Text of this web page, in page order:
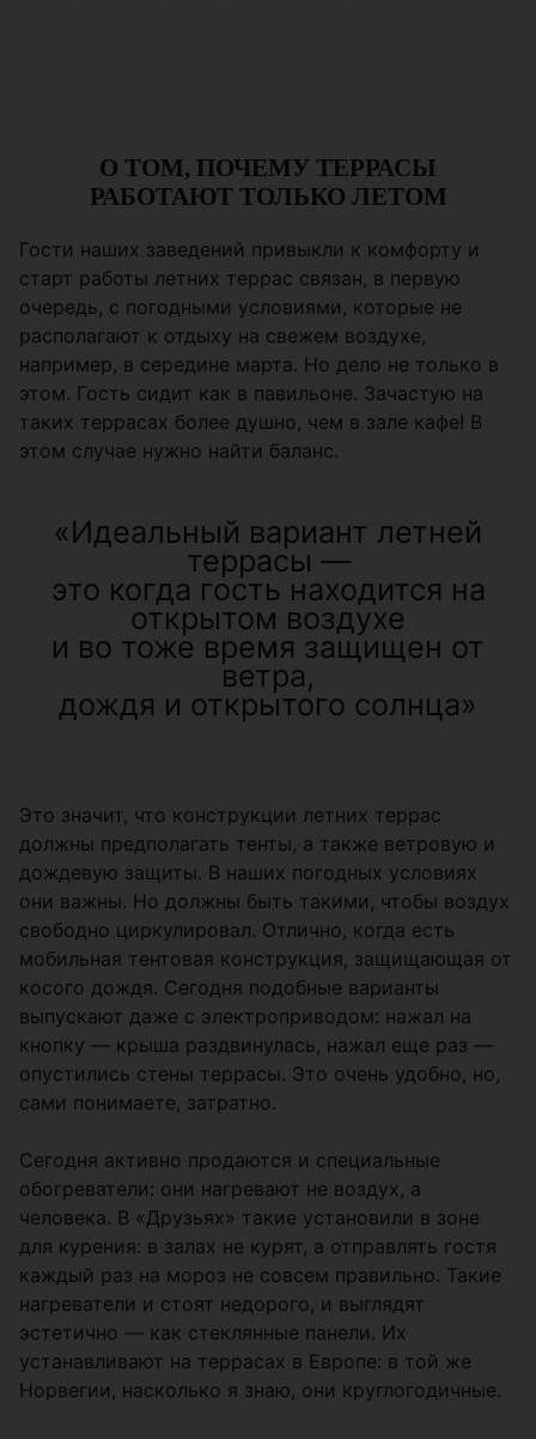
О ТОМ, ПОЧЕМУ ТЕРРАСЫ
РАБОТАЮТ ТОЛЬКО ЛЕТОМ
Гости наших заведений привыкли к комфорту и
старт работы летних террас связан, в первую
очередь, с погодными условиями, которые не
располагают к отдыху на свежем воздухе,
например, в середине марта. Но дело не только в
этом. Гость сидит как в павильоне. Зачастую на
таких террасах более душно, чем в зале кафе! В
этом случае нужно найти баланс.
«Идеальный вариант летней
террасы —
это когда гость находится на
открытом воздухе
и во тоже время защищен от
ветра,
дождя и открытого солнца»
Это значит, что конструкции летних террас
должны предполагать тенты, а также ветровую и
дождевую защиты. В наших погодных условиях
они важны. Но должны быть такими, чтобы воздух
свободно циркулировал. Отлично, когда есть
мобильная тентовая конструкция, защищающая от
косого дождя. Сегодня подобные варианты
выпускают даже с электроприводом: нажал на
кнопку — крыша раздвинулась, нажал еще раз —
опустились стены террасы. Это очень удобно, но,
сами понимаете, затратно.
Сегодня активно продаются и специальные
обогреватели: они нагревают не воздух, а
человека. В «Друзьях» такие установили в зоне
для курения: в залах не курят, а отправлять гостя
каждый раз на мороз не совсем правильно. Такие
нагреватели и стоят недорого, и выглядят
эстетично — как стеклянные панели. Их
устанавливают на террасах в Европе: в той же
Норвегии, насколько я знаю, они круглогодичные.